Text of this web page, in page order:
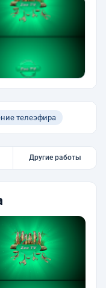
телеэфира
Другие работы